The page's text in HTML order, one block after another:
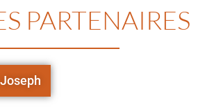
PARTENAIRES